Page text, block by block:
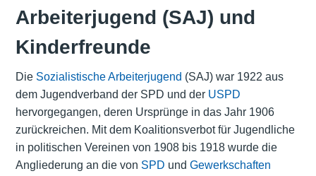
Arbeiterjugend (SAJ) und
Kinderfreunde
Die Sozialistische Arbeiterjugend (SAJ) war 1922 aus
dem Jugendverband der SPD und der USPD
hervorgegangen, deren Ursprünge in das Jahr 1906
zurückreichen. Mit dem Koalitionsverbot für Jugendliche
in politischen Vereinen von 1908 bis 1918 wurde die
Angliederung an die von SPD und Gewerkschaften